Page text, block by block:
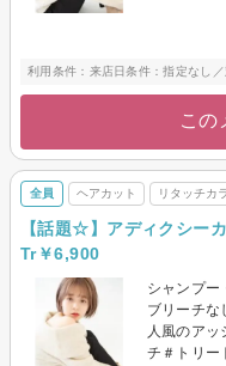
利用条件：来店日条件：指定なし
この
全員 ヘアカット リタッチカ
【話題☆】アディクシー
Tr￥6,900
シャンプ
ブリーチな
人風のア
チ＃トリー